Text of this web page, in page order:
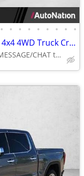
• • • • • • • • •
2021 GMC Sierra 1500 Denali Diesel 4x4 4WD Truck Crew cab AUTONATION
Call (844) 335-2481 or MESSAGE/CHAT to confirm availability